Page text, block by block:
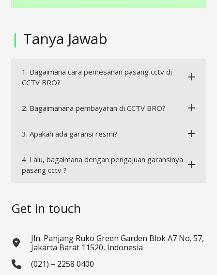
| Tanya Jawab
1. Bagaimana cara pemesanan pasang cctv di
CCTV BRO?
2. Bagaimanana pembayaran di CCTV BRO?
3. Apakah ada garansi resmi?
4. Lalu, bagaimana dengan pengajuan garansinya
pasang cctv ?
Get in touch
Jln. Panjang Ruko Green Garden Blok A7 No. 57,
Jakarta Barat 11520, Indonesia
(021) – 2258 0400